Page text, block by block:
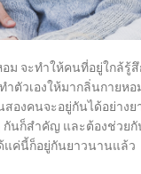
จะทำให้คนที่อยู่ใกล้
ตัวเองให้มากลิ่นกายห
งคนจะอยู่กันได้อย่าง
นก็สำคัญ และต้องช่วย
แค่นี้ก็อยู่กันยาวนานแล้ว